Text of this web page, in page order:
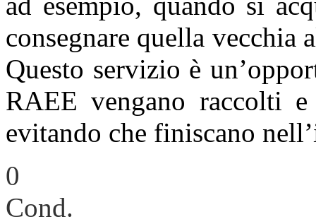
consegnare quella vecchia
Questo servizio è
RAEE vengano raccolti
evitando che finiscano
0
Cond.